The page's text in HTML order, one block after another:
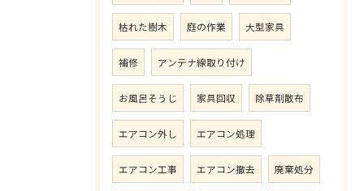
枯れた樹木 庭の作業 大型家具
補修 アンテナ線取り付け
お風呂そうじ 家具回収 除草剤散布
エアコン外し エアコン処理
エアコン工事 エアコン撤去 廃棄処分